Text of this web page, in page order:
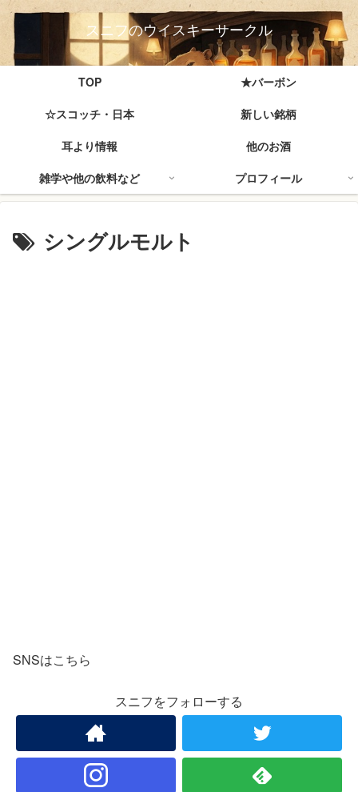
スニフのウイスキーサークル
TOP
★バーボン
☆スコッチ・日本
新しい銘柄
耳より情報
他のお酒
雑学や他の飲料など
プロフィール
シングルモルト
SNSはこちら
スニフをフォローする